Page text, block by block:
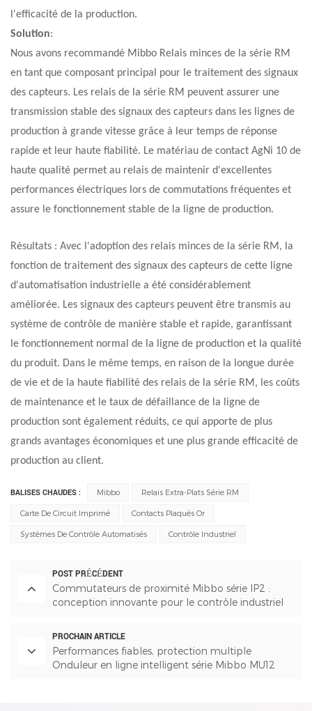
l'efficacité de la production.
Solution:
Nous avons recommandé Mibbo Relais minces de la série RM
en tant que composant principal pour le traitement des signaux
des capteurs. Les relais de la série RM peuvent assurer une
transmission stable des signaux des capteurs dans les lignes de
production à grande vitesse grâce à leur temps de réponse
rapide et leur haute fiabilité. Le matériau de contact AgNi 10 de
haute qualité permet au relais de maintenir d'excellentes
performances électriques lors de commutations fréquentes et
assure le fonctionnement stable de la ligne de production.
Résultats : Avec l'adoption des relais minces de la série RM, la
fonction de traitement des signaux des capteurs de cette ligne
d'automatisation industrielle a été considérablement
améliorée. Les signaux des capteurs peuvent être transmis au
système de contrôle de manière stable et rapide, garantissant
le fonctionnement normal de la ligne de production et la qualité
du produit. Dans le même temps, en raison de la longue durée
de vie et de la haute fiabilité des relais de la série RM, les coûts
de maintenance et le taux de défaillance de la ligne de
production sont également réduits, ce qui apporte de plus
grands avantages économiques et une plus grande efficacité de
production au client.
BALISES CHAUDES : Mibbo Relais Extra-Plats Série RM
Carte De Circuit Imprimé Contacts Plaqués Or
Systèmes De Contrôle Automatisés Contrôle Industriel
POST PRÉCÉDENT
Commutateurs de proximité Mibbo série IP2 :
conception innovante pour le contrôle industriel
PROCHAIN ARTICLE
Performances fiables, protection multiple
Onduleur en ligne intelligent série Mibbo MU12